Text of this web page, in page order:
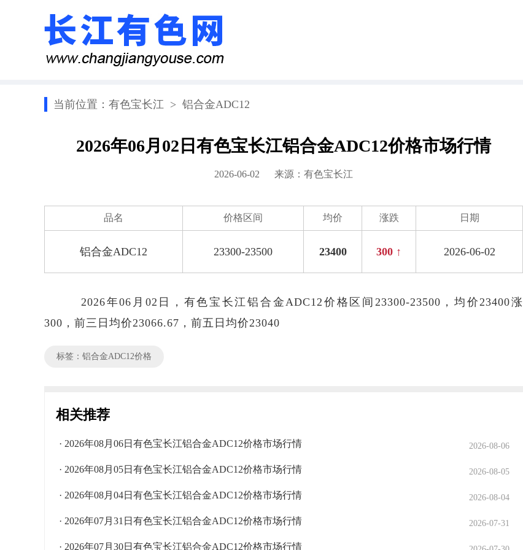
当前位置： 有色宝长江 > 铝合金ADC12
2026年06月02日有色宝长江铝合金ADC12价格市场行情
2026-06-02 来源： 有色宝长江
品名 价格区间 均价 涨跌 日期
铝合金ADC12 23300-23500 23400 300 ↑ 2026-06-02
2026年06月02日，有色宝长江铝合金ADC12价格区间23300-23500，均价23400涨
300，前三日均价23066.67，前五日均价23040
标签：铝合金ADC12价格
相关推荐
· 2026年08月06日有色宝长江铝合金ADC12价格市场行情 2026-08-06
· 2026年08月05日有色宝长江铝合金ADC12价格市场行情 2026-08-05
· 2026年08月04日有色宝长江铝合金ADC12价格市场行情 2026-08-04
· 2026年07月31日有色宝长江铝合金ADC12价格市场行情 2026-07-31
· 2026年07月30日有色宝长江铝合金ADC12价格市场行情